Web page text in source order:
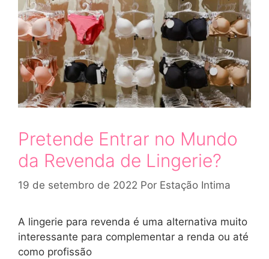
Pretende Entrar no Mundo
da Revenda de Lingerie?
19 de setembro de 2022 Por Estação Intima
A lingerie para revenda é uma alternativa muito
interessante para complementar a renda ou até
como profissão